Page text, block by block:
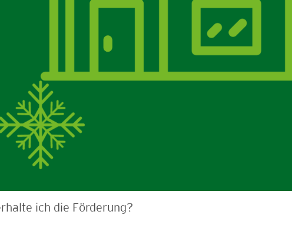
ich die Förderung?